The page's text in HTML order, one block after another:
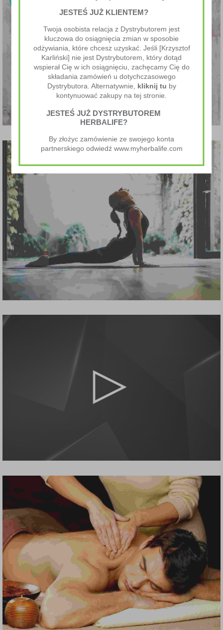
JESTEŚ JUŻ KLIENTEM?
Twoja osobista relacja z Dystrybutorem jest
kluczowa do osiągnięcia zmian w sposobie
odżywiania, które chcesz uzyskać. Jeśli [Krzysztof
Karliński] nie jest Dystrybutorem, który dotąd
wspierał Cię w ich osiągnięciu, zachęcamy Cię do
składania zamówień u dotychczasowego
Dystrybutora. Alternatywnie, kliknij tu by
kontynuować zakupy na tej stronie.
JESTEŚ JUŻ DYSTRYBUTOREM
HERBALIFE?
By złożyc zamówienie ze swojego konta
partnerskiego odwiedź www.myherbalife.com